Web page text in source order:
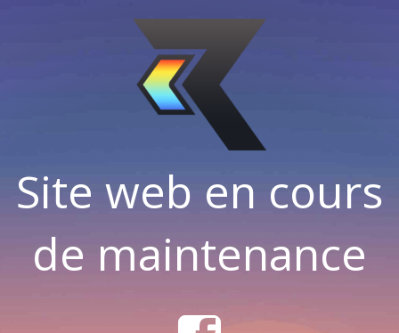
Site web en cours
de maintenance